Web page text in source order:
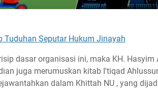
Tuduhan Seputar Hukum Jinayah
dasar organisasi ini, maka KH.
juga merumuskan kitab I'tiqad
dalam Khittah NU , yang